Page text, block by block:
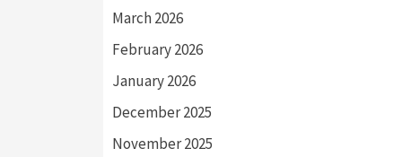
March 2026
February 2026
January 2026
December 2025
November 2025